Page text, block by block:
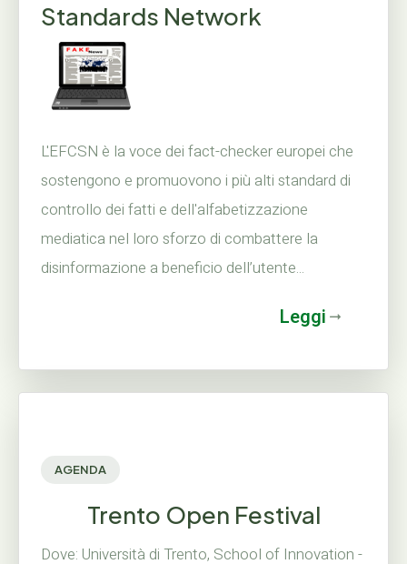
Standards Network
L'EFCSN è la voce dei fact-checker europei che
sostengono e promuovono i più alti standard di
controllo dei fatti e dell'alfabetizzazione
mediatica nel loro sforzo di combattere la
disinformazione a beneficio dell’utente...
Leggi
AGENDA
Trento Open Festival
Dove: Università di Trento, School of Innovation -